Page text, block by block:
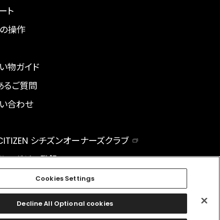
ト
操作
物ガイド
るご質問
合わせ
シチズンオーナーズクラブ
マガジン登録
facebookinstagramtwitter
Cookies Settings
Decline All Optional cookies